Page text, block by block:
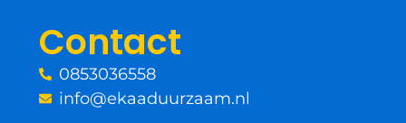
k
-
Contact
0853036558
info@ekaaduurzaam.nl